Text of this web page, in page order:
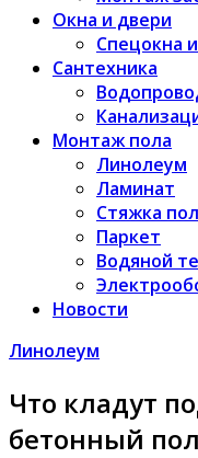
Окна и двери
Спецокна
Сантехника
Монтаж пола
Линолеум
Ламинат
Стяжка
Паркет
Водяной
Новости
Линолеум
Что кладут
бетонный пол